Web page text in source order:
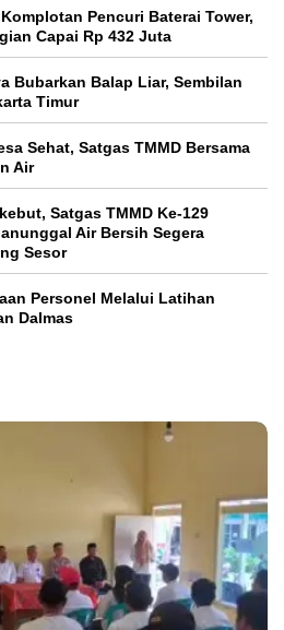
Pencuri Baterai Tower,
Capai Rp 432 Juta
Bubarkan Balap Liar, Sembilan
Timur
Sehat, Satgas TMMD Bersama
Air
Satgas TMMD Ke-129
Air Bersih Segera
Sesor
Personel Melalui Latihan
Dalmas